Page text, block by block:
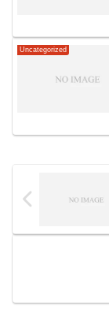
Uncategorized